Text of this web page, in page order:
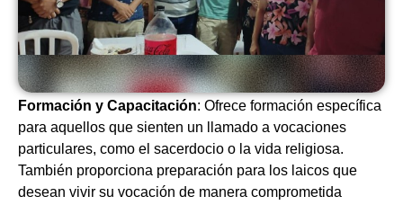
Formación y Capacitación: Ofrece formación específica
para aquellos que sienten un llamado a vocaciones
particulares, como el sacerdocio o la vida religiosa.
También proporciona preparación para los laicos que
desean vivir su vocación de manera comprometida